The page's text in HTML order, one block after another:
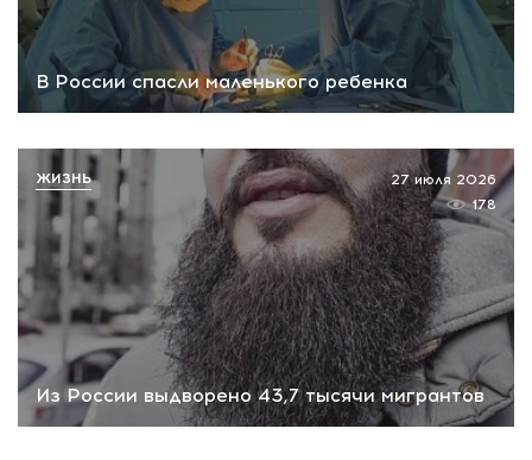
В России спасли маленького ребенка
Из России выдворено 43,7 тысячи мигрантов
27 июля 2026
178
ЖИЗНЬ